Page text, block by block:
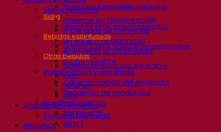
Productos funcionales para vino
Sidra
Levadura seca activa para sidra
Bebidas espirituosas
Levadura seca activa para espirituosos
Otras bebidas
Levadura seca activa para otros
Kvas
Sorghum
Café
Academia Fermentis
Academia Fermentis
Recursos
Sobre nosotros
Expertos en fermentación
El Campus de Fermentis
Un equipo apasionado
Apoyando la creatividad
Grupo Lesaffre
Investigación y desarrollo
Caracterización del producto
Desarrollo de productos
Nuestras marcas
SafYeast™
All In 1